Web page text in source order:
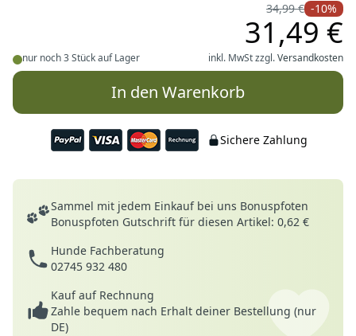
nur noch 3 Stück auf Lager
34,99 € -10%
31,49 €
inkl. MwSt zzgl.Versandkosten
In den Warenkorb
Sichere Zahlung
Deine Vorteile
Sammel mit jedem Einkauf bei uns Bonuspfoten
Bonuspfoten Gutschrift für diesen Artikel: 0,62 €
Hunde Fachberatung
02745 932 480
Kauf auf Rechnung
Zahle bequem nach Erhalt deiner Bestellung (nur
DE)